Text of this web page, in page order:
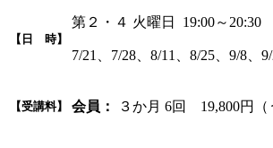
【日 時】
第２・４ 火曜日 19:00～20:30
7/21、7/28、8/11、8/25、9/8、
【受講料】 会員： ３か月 6回 19,800円（